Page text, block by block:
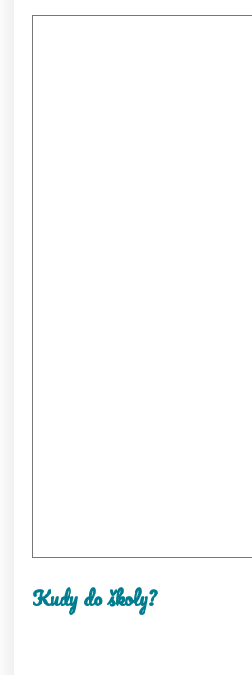
Kudy do školy?